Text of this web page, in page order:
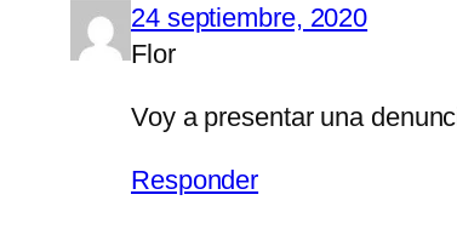
24 septiembre, 2020
Flor
Voy a presentar una
Responder